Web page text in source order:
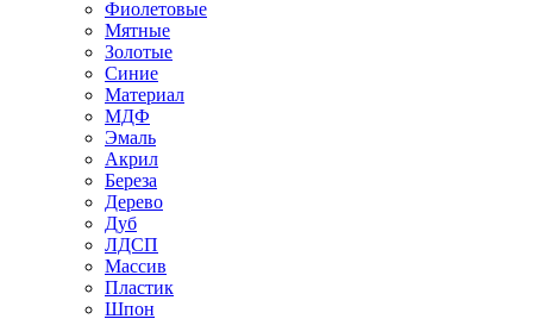
Фиолетовые
Мятные
Золотые
Синие
Материал
МДФ
Эмаль
Акрил
Береза
Дерево
Дуб
ЛДСП
Массив
Пластик
Шпон